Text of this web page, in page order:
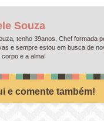
Souza
tenho 39anos, Chef formada
e sempre estou em busca de
e a alma!
e comente também!